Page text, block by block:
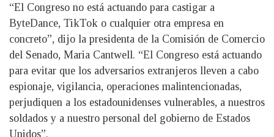
“El Congreso no está actuando para castigar a
ByteDance, TikTok o cualquier otra empresa en
concreto”, dijo la presidenta de la Comisión de Comercio
del Senado, Maria Cantwell. “El Congreso está actuando
para evitar que los adversarios extranjeros lleven a cabo
espionaje, vigilancia, operaciones malintencionadas,
perjudiquen a los estadounidenses vulnerables, a nuestros
soldados y a nuestro personal del gobierno de Estados
Unidos”.